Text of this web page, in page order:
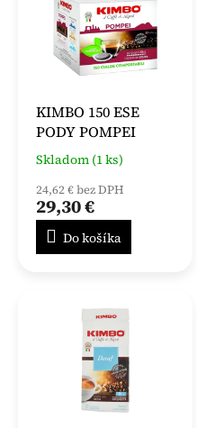
KIMBO 150 ESE
PODY POMPEI
Skladom (1 ks)
24,62 € bez DPH
29,30 €
Do košíka